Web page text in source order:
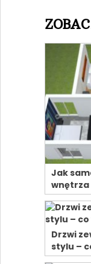
Jak
wnętrza
Drzwi
stylu –